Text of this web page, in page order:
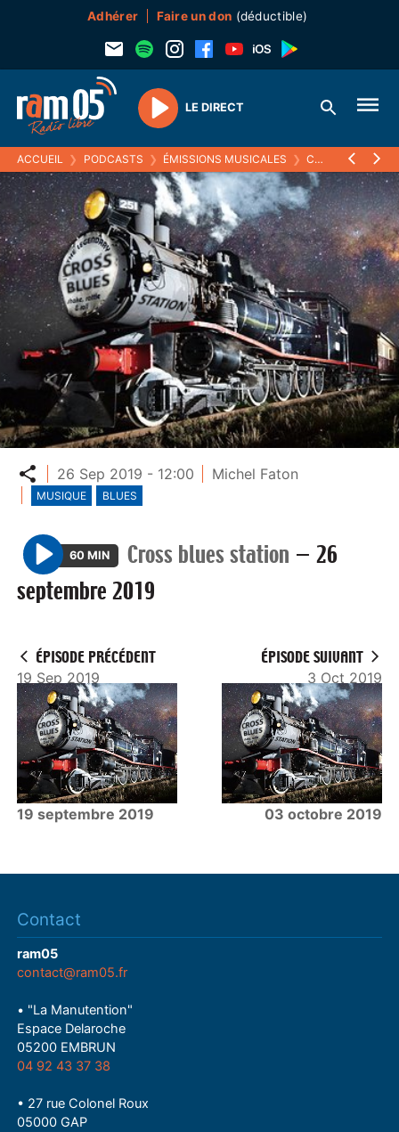
Adhérer Faire un don (déductible)
Play
LE DIRECT
ACCUEIL ❯ PODCASTS ❯ ÉMISSIONS MUSICALES ❯ CROSS BLUES STATION
Partager
26 Sep 2019 - 12:00 Michel Faton
MUSIQUE BLUES
P
l
60 MIN Cross blues station — 26
septembre 2019
ÉPISODE PRÉCÉDENT
19 Sep 2019
19 septembre 2019
ÉPISODE SUIVANT
3 Oct 2019
03 octobre 2019
Contact
ram05
contact@ram05.fr
• "La Manutention"
Espace Delaroche
05200 EMBRUN
04 92 43 37 38
• 27 rue Colonel Roux
05000 GAP